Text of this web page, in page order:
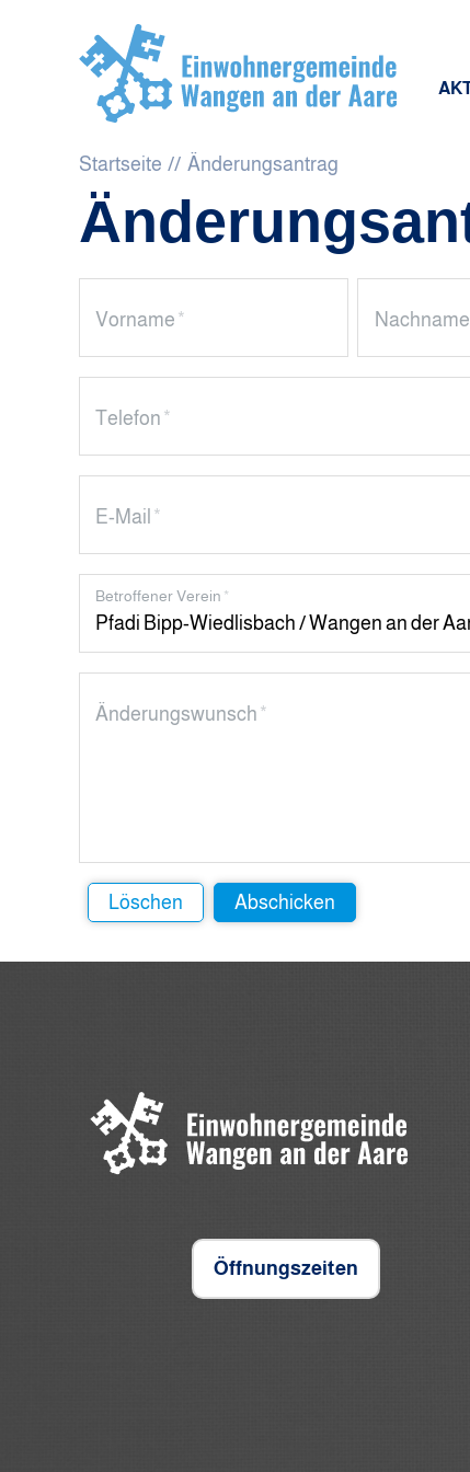
Startseite Änderungsantrag
Vorname * Nachname
Telefon *
E-Mail *
Betroffener Verein *
Änderungswunsch *
Löschen Abschicken
Öffnungszeiten